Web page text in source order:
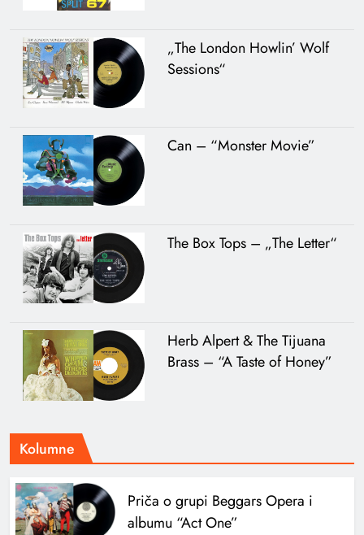
„The London Howlin’ Wolf
Sessions“
Can – “Monster Movie”
The Box Tops – „The Letter“
Herb Alpert & The Tijuana
Brass – “A Taste of Honey”
Kolumne
Priča o grupi Beggars Opera i
albumu “Act One”